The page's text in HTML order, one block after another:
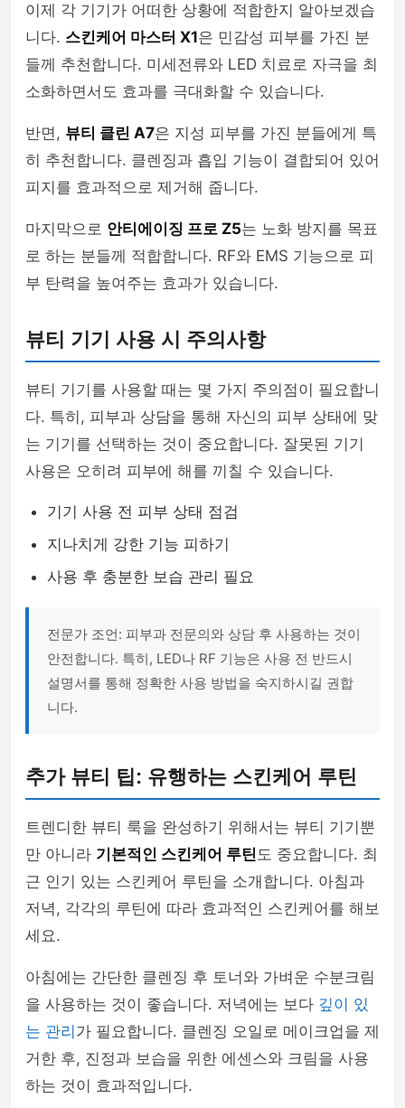
이제 각 기기가 어떠한 상황에 적합한지 알아보겠습
니다. 스킨케어 마스터 X1은 민감성 피부를 가진 분
들께 추천합니다. 미세전류와 LED 치료로 자극을 최
소화하면서도 효과를 극대화할 수 있습니다.
반면, 뷰티 클린 A7은 지성 피부를 가진 분들에게 특
히 추천합니다. 클렌징과 흡입 기능이 결합되어 있어
피지를 효과적으로 제거해 줍니다.
마지막으로 안티에이징 프로 Z5는 노화 방지를 목표
로 하는 분들께 적합합니다. RF와 EMS 기능으로 피
부 탄력을 높여주는 효과가 있습니다.
뷰티 기기 사용 시 주의사항
뷰티 기기를 사용할 때는 몇 가지 주의점이 필요합니
다. 특히, 피부과 상담을 통해 자신의 피부 상태에 맞
는 기기를 선택하는 것이 중요합니다. 잘못된 기기
사용은 오히려 피부에 해를 끼칠 수 있습니다.
기기 사용 전 피부 상태 점검
지나치게 강한 기능 피하기
사용 후 충분한 보습 관리 필요
전문가 조언: 피부과 전문의와 상담 후 사용하는 것이
안전합니다. 특히, LED나 RF 기능은 사용 전 반드시
설명서를 통해 정확한 사용 방법을 숙지하시길 권합
니다.
추가 뷰티 팁: 유행하는 스킨케어 루틴
트렌디한 뷰티 룩을 완성하기 위해서는 뷰티 기기뿐
만 아니라 기본적인 스킨케어 루틴도 중요합니다. 최
근 인기 있는 스킨케어 루틴을 소개합니다. 아침과
저녁, 각각의 루틴에 따라 효과적인 스킨케어를 해보
세요.
아침에는 간단한 클렌징 후 토너와 가벼운 수분크림
을 사용하는 것이 좋습니다. 저녁에는 보다 깊이 있
는 관리 가 필요합니다. 클렌징 오일로 메이크업을 제
거한 후, 진정과 보습을 위한 에센스와 크림을 사용
하는 것이 효과적입니다.